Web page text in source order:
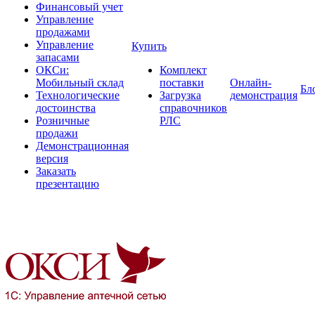
Финансовый учет
Управление
продажами
Управление
запасами
ОКСи:
Мобильный склад
Технологические
достоинства
Розничные
продажи
Демонстрационная
версия
Заказать
презентацию
Купить
Комплект
поставки
Загрузка
справочников
РЛС
Онлайн-
демонстрация